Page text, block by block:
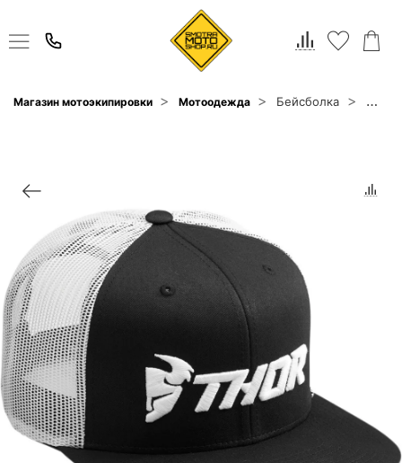
Магазин мотоэкипировки Мотоодежда Бейсболка Thor